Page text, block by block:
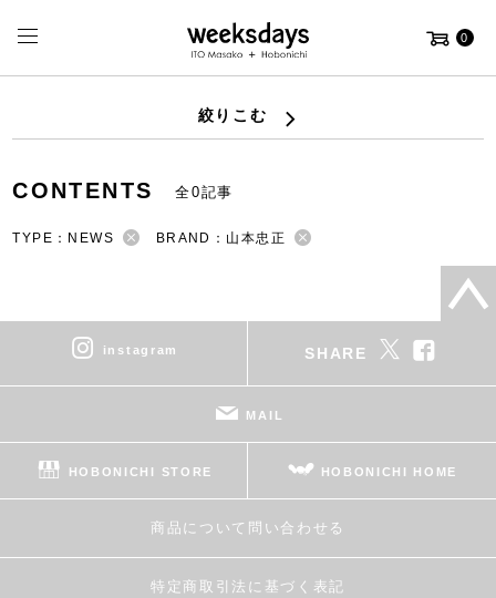
0
絞りこむ
CONTENTS 全0記事
TYPE：NEWS BRAND：山本忠正
instagram SHARE
MAIL
HOBONICHI STORE HOBONICHI HOME
商品について問い合わせる
特定商取引法に基づく表記